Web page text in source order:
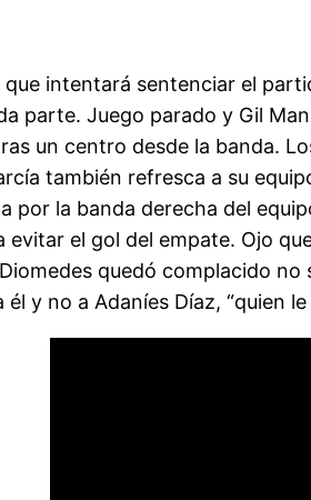
intentará sentenciar el
parte. Juego parado y Gil
un centro desde la banda.
también refresca a su
por la banda derecha del
el gol del empate. Ojo
quedó complacido
y no a Adaníes Díaz, “quien